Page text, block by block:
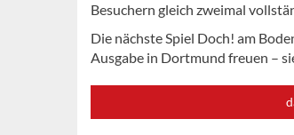
Besuchern gleich zweimal
Die nächste Spiel Doch! am
Ausgabe in Dortmund freuen –